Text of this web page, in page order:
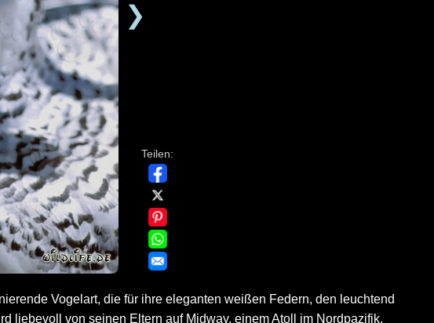
❯
Teilen:
Vogelart, die für ihre eleganten weißen Federn, den leuchtend
liebevoll von seinen Eltern auf Midway, einem Atoll im Nordpazifik,